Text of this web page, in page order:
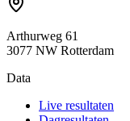
Arthurweg 61
3077 NW Rotterdam
Data
Live resultaten